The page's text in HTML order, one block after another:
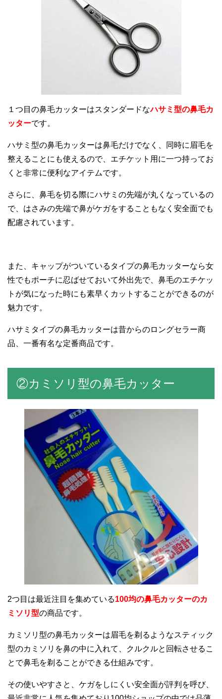
１つ目の鼻毛カッターはスタンダードなハサミ型の鼻毛カ
ッターです。
ハサミ型の鼻毛カッターは鼻毛だけでなく、同時に眉毛を
整えることにも使えるので、エチケット用に一つ持ってお
くと非常に便利なアイテムです。
さらに、鼻毛を切る際にハサミの先端が丸くなっているの
で、はさみの先端で鼻がケガをすることもなく安全面でも
配慮されています。
また、キャップがついているタイプの鼻毛カッターなら女
性でもポーチに忍ばせておいて外出先で、鼻毛のエチケッ
トが気になった時にも素早くカットすることができるのが
魅力です。
ハサミタイプの鼻毛カッターは昔からのロングセラー商
品、一番有名な定番商品です。
②カミソリ型の鼻毛カッター
2つ目は最近注目を集めている100均の鼻毛カッターのカ
ミソリ型の商品です。
カミソリ型の鼻毛カッターは眉毛を剃るようなスティック
型のカミソリを鼻の中に入れて、クルクルと回転させるこ
とで鼻毛を剃ることができる仕組みです。
その使いやすさと、ケガをしにくい安全面が評判を呼び、